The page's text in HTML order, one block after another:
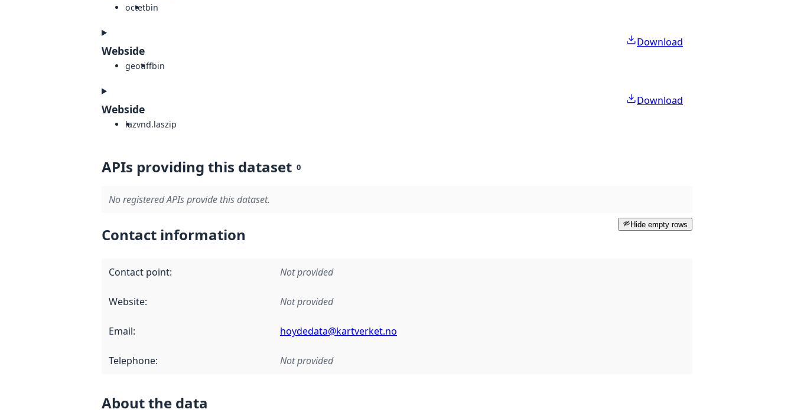
octetbin
Webside
geotiffbin
Download
Webside
lazvnd.laszip
Download
APIs providing this dataset 0
No registered APIs provide this dataset.
Hide empty rows
Contact information
Contact point: Not provided
Website: Not provided
Email: hoydedata@kartverket.no
Telephone: Not provided
About the data